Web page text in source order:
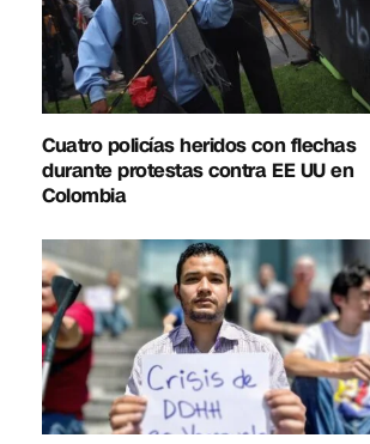
Cuatro policías heridos con flechas
durante protestas contra EE UU en
Colombia